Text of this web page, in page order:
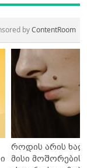
byContentRoom
როდის არის
მისი მოშორების